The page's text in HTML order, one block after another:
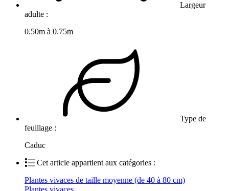
Largeur
adulte :
0.50m à 0.75m
Type de
feuillage :
Caduc
Cet article appartient aux catégories :
Plantes vivaces de taille moyenne (de 40 à 80 cm)